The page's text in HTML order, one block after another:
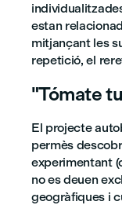
estan
mitjançant les
repetició, el
"Tómate
El projecte
permès
experimentant
no es deuen
geogràfiques i